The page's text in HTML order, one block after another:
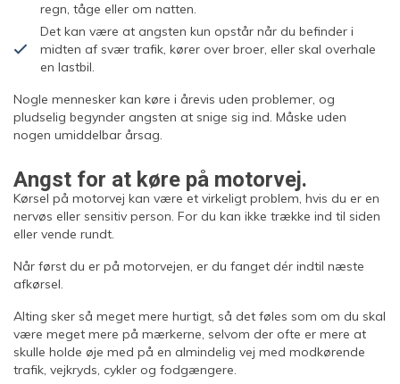
regn, tåge eller om natten.
Det kan være at angsten kun opstår når du befinder i
midten af svær trafik, kører over broer, eller skal overhale
en lastbil.
Nogle mennesker kan køre i årevis uden problemer, og
pludselig begynder angsten at snige sig ind. Måske uden
nogen umiddelbar årsag.
Angst for at køre på motorvej.
Kørsel på motorvej kan være et virkeligt problem, hvis du er en
nervøs eller sensitiv person. For du kan ikke trække ind til siden
eller vende rundt.
Når først du er på motorvejen, er du fanget dér indtil næste
afkørsel.
Alting sker så meget mere hurtigt, så det føles som om du skal
være meget mere på mærkerne, selvom der ofte er mere at
skulle holde øje med på en almindelig vej med modkørende
trafik, vejkryds, cykler og fodgængere.